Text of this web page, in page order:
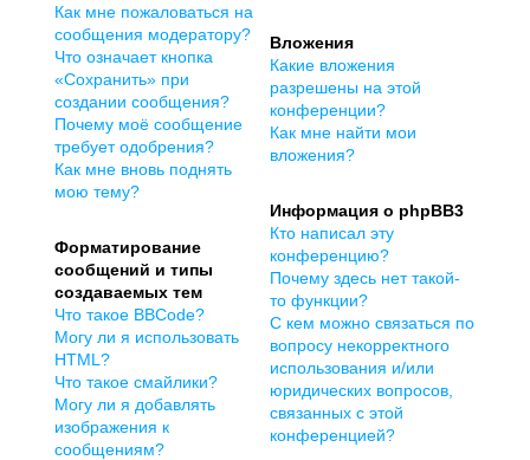
Как мне пожаловаться на
сообщения модератору?
Что означает кнопка
«Сохранить» при
создании сообщения?
Почему моё сообщение
требует одобрения?
Как мне вновь поднять
мою тему?
Форматирование
сообщений и типы
создаваемых тем
Что такое BBCode?
Могу ли я использовать
HTML?
Что такое смайлики?
Могу ли я добавлять
изображения к
сообщениям?
Вложения
Какие вложения
разрешены на этой
конференции?
Как мне найти мои
вложения?
Информация о phpBB3
Кто написал эту
конференцию?
Почему здесь нет такой-
то функции?
С кем можно связаться по
вопросу некорректного
использования и/или
юридических вопросов,
связанных с этой
конференцией?